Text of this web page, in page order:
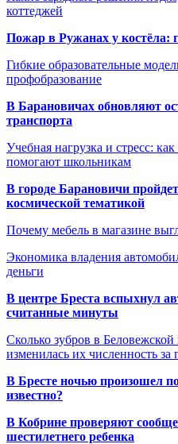
коттеджей
Пожар в Ружанах у костёла:
Гибкие образовательные
профобразование
В Барановичах обновляют
транспорта
Учебная нагрузка и стресс:
помогают школьникам
В городе Барановичи
космической тематикой
Почему мебель в магазине
Экономика владения
деньги
В центре Бреста вспыхнул
считанные минуты
Сколько зубров в
изменилась их численность за
В Бресте ночью произошел
известно?
В Кобрине проверяют
шестилетнего ребенка